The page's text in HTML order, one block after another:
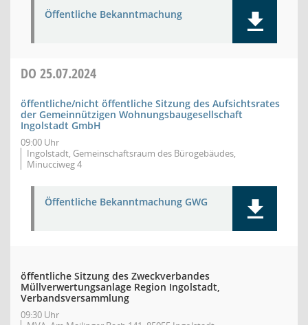
Öffentliche Bekanntmachung
DO 25.07.2024
öffentliche/nicht öffentliche Sitzung des Aufsichtsrates
der Gemeinnützigen Wohnungsbaugesellschaft
Ingolstadt GmbH
09:00 Uhr
Ingolstadt, Gemeinschaftsraum des Bürogebäudes,
Minucciweg 4
Öffentliche Bekanntmachung GWG
öffentliche Sitzung des Zweckverbandes
Müllverwertungsanlage Region Ingolstadt,
Verbandsversammlung
09:30 Uhr